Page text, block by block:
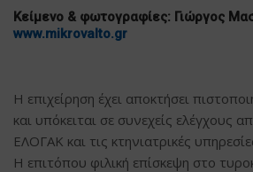
Κείμενο & φωτογραφίες: Γιώργος
www.mikrovalto.gr
Η επιχείρηση έχει αποκτήσει
και υπόκειται σε συνεχείς ελέγχους
ΕΛΟΓΑΚ και τις κτηνιατρικές
Η επιτόπου φιλική επίσκεψη στο